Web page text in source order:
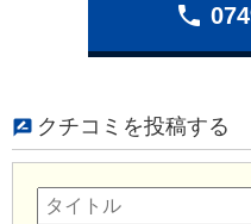
phone
クチコミを投稿する